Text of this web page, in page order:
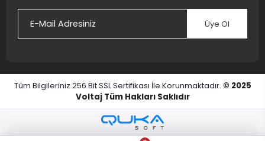
Üye Ol
Tüm Bilgileriniz 256 Bit SSL Sertifikası İle Korunmaktadır. © 2025
Voltaj Tüm Hakları Saklıdır